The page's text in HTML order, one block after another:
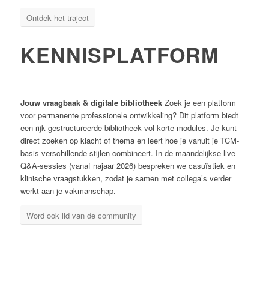
Ontdek het traject
KENNISPLATFORM
Jouw vraagbaak & digitale bibliotheekZoek je een platform
voor permanente professionele ontwikkeling? Dit platform biedt
een rijk gestructureerde bibliotheek vol korte modules. Je kunt
direct zoeken op klacht of thema en leert hoe je vanuit je TCM-
basis verschillende stijlen combineert. In de maandelijkse live
Q&A-sessies (vanaf najaar 2026) bespreken we casuïstiek en
klinische vraagstukken, zodat je samen met collega’s verder
werkt aan je vakmanschap.
Word ook lid van de community